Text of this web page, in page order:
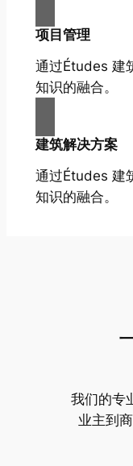
项目管理
通过Études 建
知识的融合。
建筑解决方案
通过Études 建
知识的融合。
我们的专
业主到